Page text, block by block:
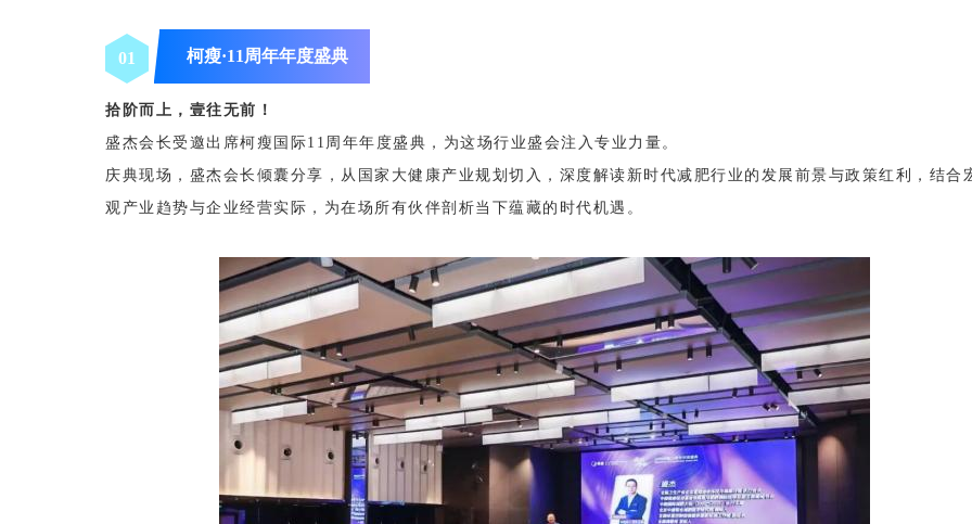
01 柯瘦·11周年年度盛典
拾阶而上，壹往无前！
盛杰会长受邀出席柯瘦国际11周年年度盛典，为这场行业盛会注入专业力量。
庆典现场，盛杰会长倾囊分享，从国家大健康产业规划切入，深度解读新时代减肥行业的发展前景与政策红利，结合
观产业趋势与企业经营实际，为在场所有伙伴剖析当下蕴藏的时代机遇。